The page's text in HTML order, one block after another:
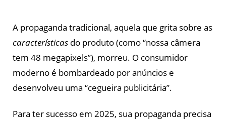
A propaganda tradicional, aquela que grita sobre as
características do produto (como “nossa câmera
tem 48 megapixels”), morreu. O consumidor
moderno é bombardeado por anúncios e
desenvolveu uma “cegueira publicitária”.
Para ter sucesso em 2025, sua propaganda precisa